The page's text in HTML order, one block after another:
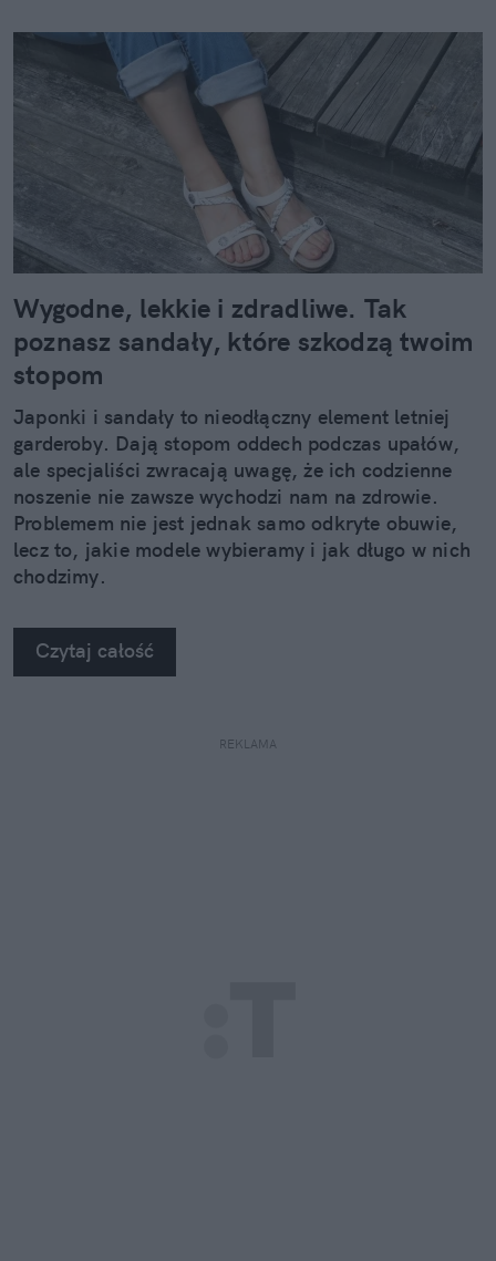
Wygodne, lekkie i zdradliwe. Tak
poznasz sandały, które szkodzą twoim
stopom
Japonki i sandały to nieodłączny element letniej
garderoby. Dają stopom oddech podczas upałów,
ale specjaliści zwracają uwagę, że ich codzienne
noszenie nie zawsze wychodzi nam na zdrowie.
Problemem nie jest jednak samo odkryte obuwie,
lecz to, jakie modele wybieramy i jak długo w nich
chodzimy.
Czytaj całość
REKLAMA